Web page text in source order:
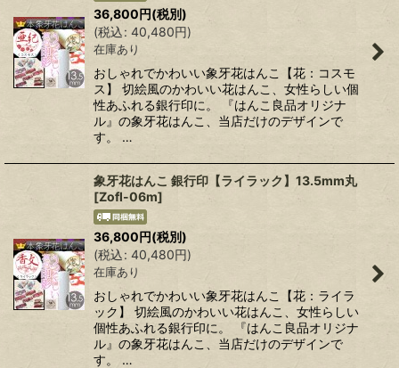
36,800円(税別)
(税込: 40,480円)
在庫あり
おしゃれでかわいい象牙花はんこ【花：コスモ
ス】 切絵風のかわいい花はんこ、女性らしい個
性あふれる銀行印に。 『はんこ良品オリジナ
ル』の象牙花はんこ、当店だけのデザインで
す。 …
象牙花はんこ 銀行印【ライラック】13.5mm丸
[Zofl-06m]
36,800円(税別)
(税込: 40,480円)
在庫あり
おしゃれでかわいい象牙花はんこ【花：ライラ
ック】 切絵風のかわいい花はんこ、女性らしい
個性あふれる銀行印に。 『はんこ良品オリジナ
ル』の象牙花はんこ、当店だけのデザインで
す。 …